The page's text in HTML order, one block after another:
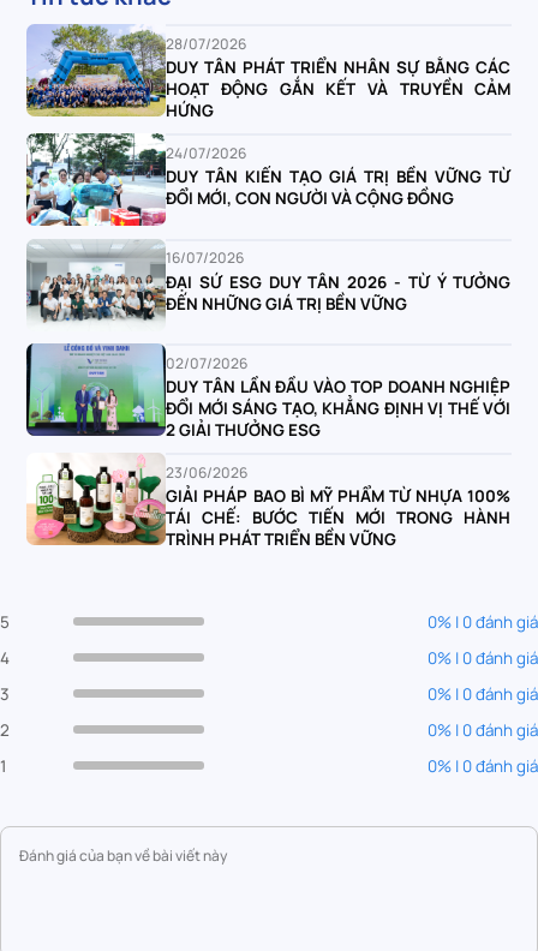
28/07/2026
DUY TÂN PHÁT TRIỂN NHÂN SỰ BẰNG CÁC
HOẠT ĐỘNG GẮN KẾT VÀ TRUYỀN CẢM
HỨNG
24/07/2026
DUY TÂN KIẾN TẠO GIÁ TRỊ BỀN VỮNG TỪ
ĐỔI MỚI, CON NGƯỜI VÀ CỘNG ĐỒNG
16/07/2026
ĐẠI SỨ ESG DUY TÂN 2026 - TỪ Ý TƯỞNG
ĐẾN NHỮNG GIÁ TRỊ BỀN VỮNG
02/07/2026
DUY TÂN LẦN ĐẦU VÀO TOP DOANH NGHIỆP
ĐỔI MỚI SÁNG TẠO, KHẲNG ĐỊNH VỊ THẾ VỚI
2 GIẢI THƯỞNG ESG
23/06/2026
GIẢI PHÁP BAO BÌ MỸ PHẨM TỪ NHỰA 100%
TÁI CHẾ: BƯỚC TIẾN MỚI TRONG HÀNH
TRÌNH PHÁT TRIỂN BỀN VỮNG
5
0% | 0 đánh giá
4
0% | 0 đánh giá
3
0% | 0 đánh giá
2
0% | 0 đánh giá
1
0% | 0 đánh giá